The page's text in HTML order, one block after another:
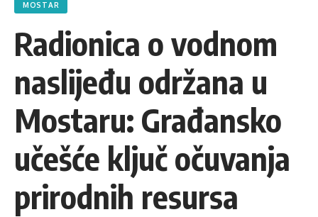
MOSTAR
Radionica o vodnom
naslijeđu održana u
Mostaru: Građansko
učešće ključ očuvanja
prirodnih resursa